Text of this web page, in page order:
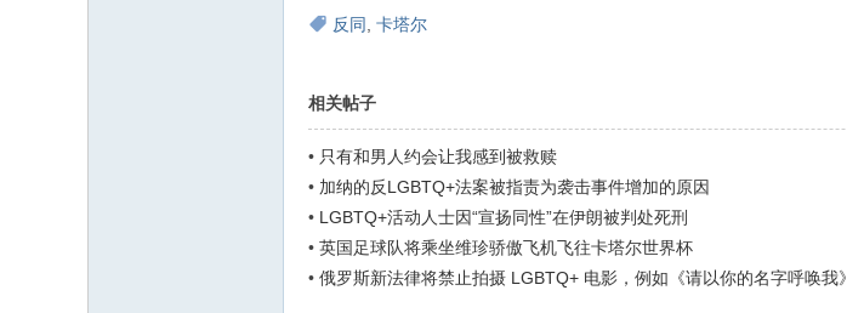
反同 卡塔尔
相关帖子
• 只有和男人约会让我感到被救赎
• 加纳的反LGBTQ+法案被指责为袭击事件增加的原因
• LGBTQ+活动人士因“宣扬同性”在伊朗被判处死刑
• 英国足球队将乘坐维珍骄傲飞机飞往卡塔尔世界杯
• 俄罗斯新法律将禁止拍摄 LGBTQ+ 电影，例如《请以你的名字呼唤我》